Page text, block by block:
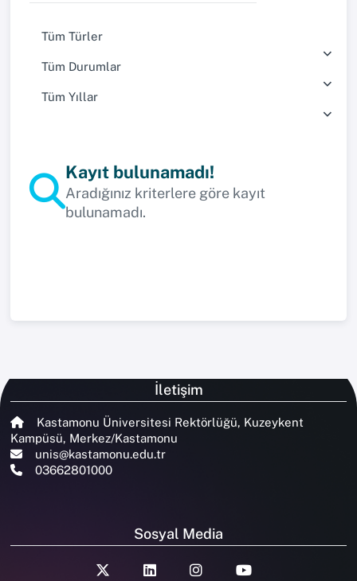
Tüm Türler
Tüm Durumlar
Tüm Yıllar
Kayıt bulunamadı!
Aradığınız kriterlere göre kayıt
bulunamadı.
İletişim
Kastamonu Üniversitesi Rektörlüğü, Kuzeykent
Kampüsü, Merkez/Kastamonu
unis@kastamonu.edu.tr
03662801000
Sosyal Media